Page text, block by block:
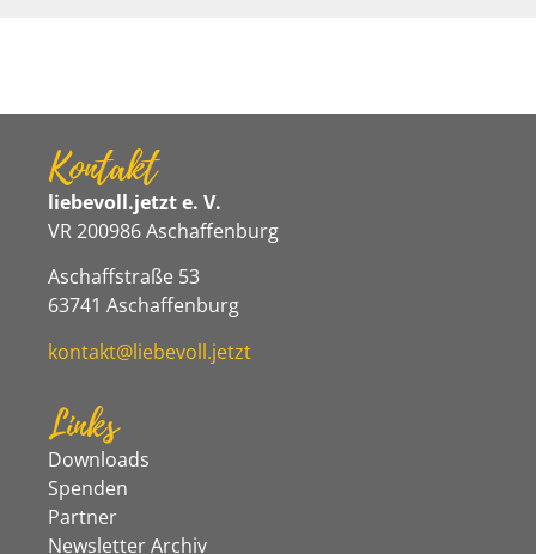
Kontakt
liebevoll.jetzt e. V.
VR 200986 Aschaffenburg
Aschaffstraße 53
63741 Aschaffenburg
kontakt@liebevoll.jetzt
Links
Downloads
Spenden
Partner
Newsletter Archiv